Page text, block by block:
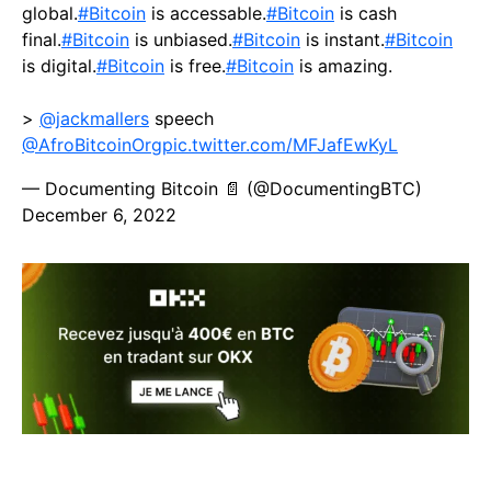
global.#Bitcoin is accessable.#Bitcoin is cash
final.#Bitcoin is unbiased.#Bitcoin is instant.#Bitcoin
is digital.#Bitcoin is free.#Bitcoin is amazing.
> @jackmallers speech
@AfroBitcoinOrgpic.twitter.com/MFJafEwKyL
— Documenting Bitcoin 📄 (@DocumentingBTC)
December 6, 2022